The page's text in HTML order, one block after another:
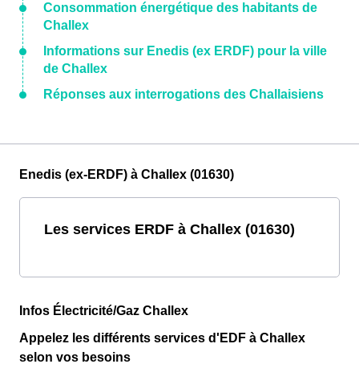
Consommation énergétique des habitants de
Challex
Informations sur Enedis (ex ERDF) pour la ville
de Challex
Réponses aux interrogations des Challaisiens
Enedis (ex-ERDF) à Challex (01630)
Les services ERDF à Challex (01630)
Infos Électricité/Gaz Challex
Appelez les différents services d'EDF à Challex
selon vos besoins